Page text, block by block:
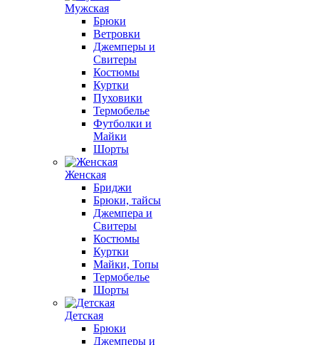
Мужская
Брюки
Ветровки
Джемперы и
Свитеры
Костюмы
Куртки
Пуховики
Термобелье
Футболки и
Майки
Шорты
Женская
Бриджи
Брюки, тайсы
Джемпера и
Свитеры
Костюмы
Куртки
Майки, Топы
Термобелье
Шорты
Детская
Брюки
Джемперы и